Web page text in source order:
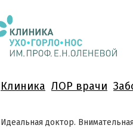
Клиника ЛОР врачи
Идеальная доктор.